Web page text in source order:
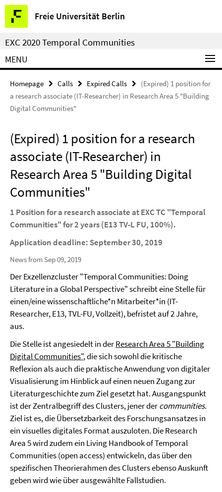
Springe
direkt
zu
Inhalt
Freie Universität Berlin
Service
Navigation
EXC 2020 Temporal Communities
MENU
Homepage Calls Expired Calls
(Expired) 1 position for
a research associate (IT-Researcher) in Research Area 5 "Building
Digital Communities"
(Expired) 1 position for a research
associate (IT-Researcher) in
Research Area 5 "Building Digital
Communities"
1 Position for a research associate at EXC TC "Temporal
Communities" for 2 years (E13 TV-L FU, 100%).
Application deadline: September 30, 2019
News from Sep 09, 2019
Der Exzellenzcluster "Temporal Communities: Doing
Literature in a Global Perspective" schreibt eine Stelle für
einen/eine wissenschaftliche*n Mitarbeiter*in (IT-
Researcher, E13, TVL-FU, Vollzeit), befristet auf 2 Jahre,
aus.
Die Stelle ist angesiedelt in derResearch Area 5 "Building
Digital Communities", die sich sowohl die kritische
Reflexion als auch die praktische Anwendung von digitaler
Visualisierung im Hinblick auf einen neuen Zugang zur
Literaturgeschichte zum Ziel gesetzt hat. Ausgangspunkt
ist der Zentralbegriff des Clusters, jener dercommunities.
Ziel ist es, die Übersetzbarkeit des Forschungsansatzes in
ein visuelles digitales Format auszuloten. Die Research
Area 5 wird zudem ein Living Handbook of Temporal
Communities (open access) entwickeln, das über den
spezifischen Theorierahmen des Clusters ebenso Auskunft
geben wird wie über ausgewählte Fallstudien.